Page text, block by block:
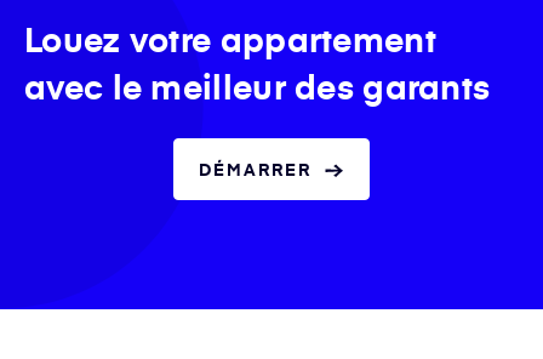
Louez votre appartement
avec le meilleur des garants
DÉMARRER